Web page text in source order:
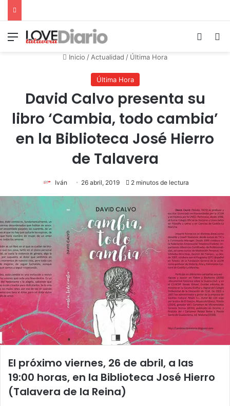
Menú
Inicio /Actualidad / Última Hora
Última Hora
David Calvo presenta su
libro ‘Cambia, todo cambia’
en la Biblioteca José Hierro
de Talavera
Iván 26 abril, 2019 2 minutos de lectura
El próximo viernes, 26 de abril, a las
19:00 horas, en la Biblioteca José Hierro
(Talavera de la Reina)